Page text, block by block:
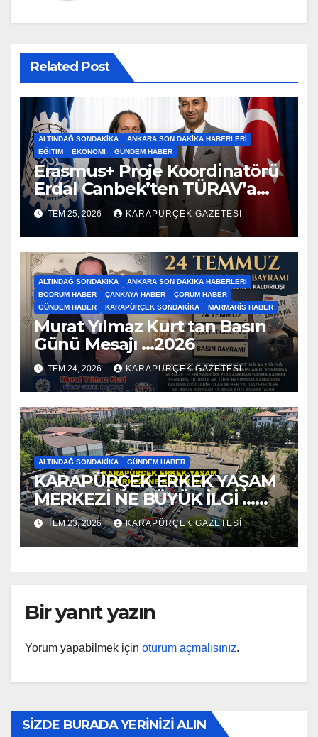
Related Post
ALTINDAĞ SONDAKIKA
ANKARA SON DAKIKA HABERLERI
EĞITIM
EKONOMI GÜNDEM HABER
Erasmus+ Proje Koordinatörü
Erdal Canbek’ten TÜRAV’a
Ziyaret…2026
TEM 25, 2026 KARAPÜRÇEK GAZETESİ
ALTINDAĞ SONDAKIKA
ANKARA SON DAKIKA HABERLERI
BODRUM HABER
ÇANKAYA HABER
ÇORUM HABER
GÜNDEM HABER
KARAPÜRÇEK SONDAKIKA MARMARIS HABER
Murat Yılmaz Kurt tan Basın
Günü Mesajı …2026
TEM 24, 2026 KARAPÜRÇEK GAZETESİ
ALTINDAĞ SONDAKIKA GÜNDEM HABER
KARAPÜRÇEK ERKEK YAŞAM
MERKEZİ NE BÜYÜK İLGİ …
2026
TEM 23, 2026 KARAPÜRÇEK GAZETESİ
Bir yanıt yazın
Yorum yapabilmek için oturum açmalısınız.
SİZDE BURADA YERİNİZİ ALIN